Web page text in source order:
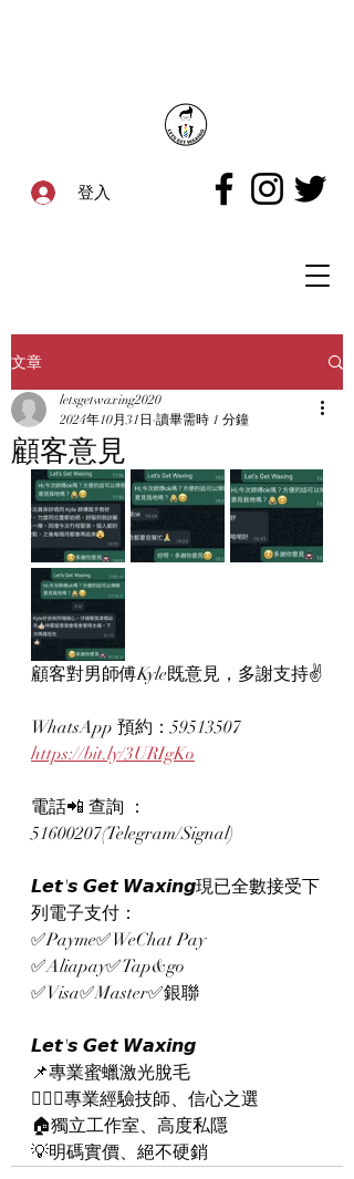
登入
文章
顧客意見
letsgetwaxing2020
2024年10月31日 讀畢需時 1 分鐘
顧客對男師傅Kyle既意見，多謝支持✌️
WhatsApp 預約：59513507
https://bit.ly/3URIgKo
電話📲 查詢 ：
51600207(Telegram/Signal)
𝙇𝙚𝙩'𝙨 𝙂𝙚𝙩 𝙒𝙖𝙭𝙞𝙣𝙜現已全數接受下
列電子支付：
✅Payme✅WeChat Pay
✅Aliapay✅Tap&go
✅Visa✅Master✅銀聯
𝙇𝙚𝙩'𝙨 𝙂𝙚𝙩 𝙒𝙖𝙭𝙞𝙣𝙜
📌專業蜜蠟激光脫毛
👨🏻‍⚕️專業經驗技師、信心之選
🏠獨立工作室、高度私隱
💡明碼實價、絕不硬銷